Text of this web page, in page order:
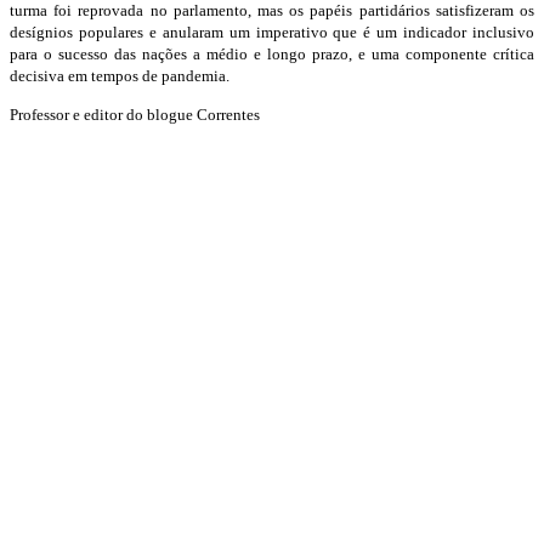
turma foi reprovada no parlamento, mas os papéis partidários satisfizeram os
desígnios populares e anularam um imperativo que é um indicador inclusivo
para o sucesso das nações a médio e longo prazo, e uma componente crítica
decisiva em tempos de pandemia.
Professor e editor do blogue Correntes